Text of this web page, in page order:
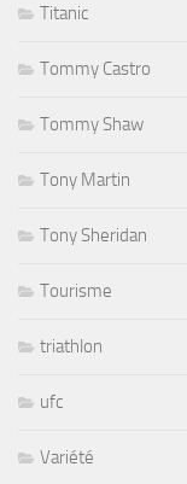
Titanic
Tommy Castro
Tommy Shaw
Tony Martin
Tony Sheridan
Tourisme
triathlon
ufc
Variété